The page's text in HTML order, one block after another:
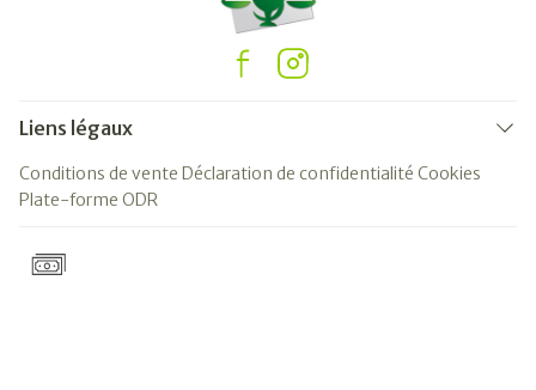
Liens légaux
Conditions de vente Déclaration de confidentialité Cookies
Plate-forme ODR